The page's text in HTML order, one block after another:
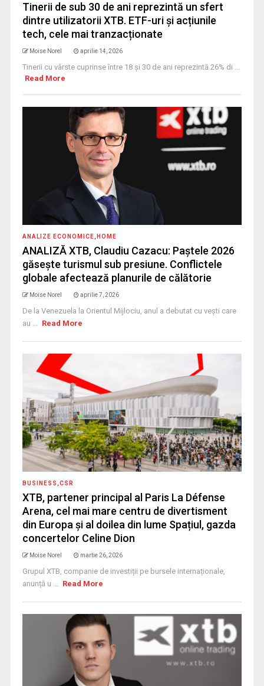
Tinerii de sub 30 de ani reprezintă un sfert
dintre utilizatorii XTB. ETF-uri și acțiunile
tech, cele mai tranzacționate
Moise Norel aprilie 14, 2026
Tinerii cu vârste cuprinse între 18 și 30 de ani reprezintă 26% di ...
Read More
ANALIZE ECONOMICE HOME
ANALIZĂ XTB, Claudiu Cazacu: Paștele 2026
găsește turismul sub presiune. Conflictele
globale afectează planurile de călătorie
Moise Norel aprilie 7, 2026
De la Venezuela la Orientul Mijlociu, anul a debutat cu vești care
au ... Read More
BUSINESS CSR
XTB, partener principal al Paris La Défense
Arena, cel mai mare centru de divertisment
din Europa și al doilea din lume Spațiul, gazda
concertelor Celine Dion
Moise Norel martie 26, 2026
Grupul XTB, companie de investiții pe bursele internaționale,
anunță u ... Read More